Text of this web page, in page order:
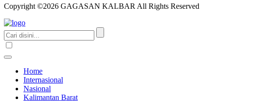
Copyright ©2026 GAGASAN KALBAR All Rights Reserved
Home
Internasional
Nasional
Kalimantan Barat